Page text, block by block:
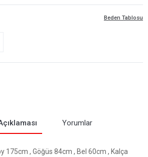
Beden Tablosu
Yorumlar
175cm , Göğüs 84cm , Bel 60cm , Kalça